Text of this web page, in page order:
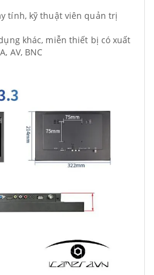
tính, kỹ thuật viên quản trị
khác, miễn thiết bị có xuất
AV, BNC